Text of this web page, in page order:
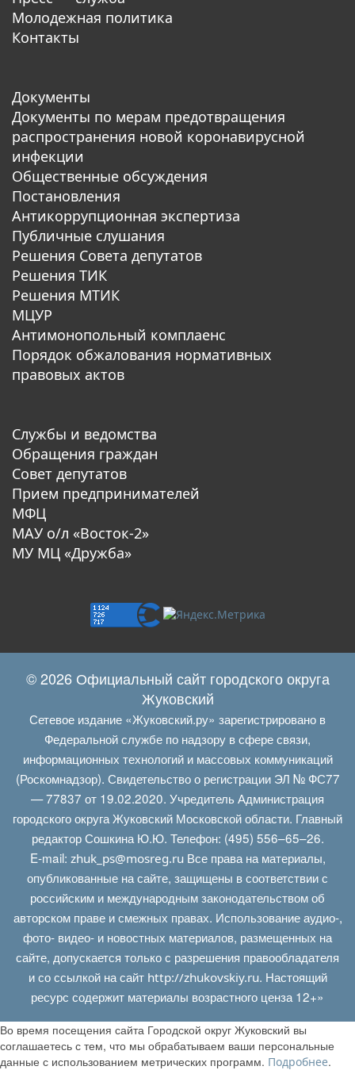
Молодежная политика
Контакты
Документы
Документы по мерам предотвращения
распространения новой коронавирусной
инфекции
Общественные обсуждения
Постановления
Антикоррупционная экспертиза
Публичные слушания
Решения Совета депутатов
Решения ТИК
Решения МТИК
МЦУР
Антимонопольный комплаенс
Порядок обжалования нормативных
правовых актов
Службы и ведомства
Обращения граждан
Совет депутатов
Прием предпринимателей
МФЦ
МАУ о/л «Восток-2»
МУ МЦ «Дружба»
© 2026 Официальный сайт городского округа
Жуковский
Сетевое издание «Жуковский.ру» зарегистрировано в
Федеральной службе по надзору в сфере связи,
информационных технологий и массовых коммуникаций
(Роскомнадзор). Свидетельство о регистрации ЭЛ № ФС77
— 77837 от 19.02.2020. Учредитель Администрация
городского округа Жуковский Московской области. Главный
редактор Сошкина Ю.Ю. Телефон: (495) 556–65–26.
E‑mail: zhuk_ps@mosreg.ruВсе права на материалы,
опубликованные на сайте, защищены в соответствии с
российским и международным законодательством об
авторском праве и смежных правах. Использование аудио-,
фото- видео- и новостных материалов, размещенных на
сайте, допускается только с разрешения правообладателя
и со ссылкой на сайт http://zhukovskiy.ru. Настоящий
ресурс содержит материалы возрастного ценза 12+»
Во время посещения сайта Городской округ Жуковский вы
соглашаетесь с тем, что мы обрабатываем ваши персональные
данные с использованием метрических программ. Подробнее.